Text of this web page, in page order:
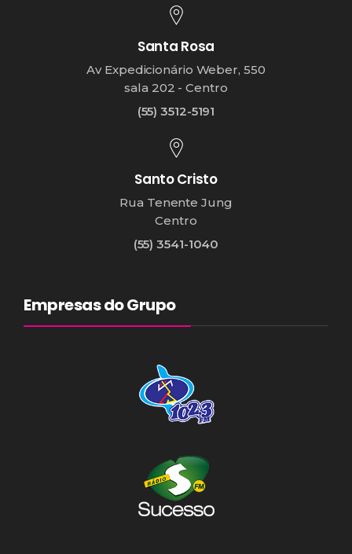
Santa Rosa
Av Expedicionário Weber, 550
sala 202 - Centro
(55) 3512-5191
Santo Cristo
Rua Tenente Jung
Centro
(55) 3541-1040
Empresas do Grupo